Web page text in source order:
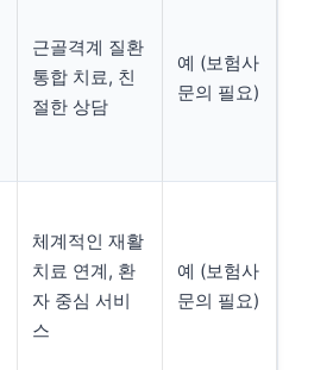
근골격계 질환
통합 치료, 친
절한 상담
예 (보험사
문의 필요)
체계적인 재활
치료 연계, 환
자 중심 서비
스
예 (보험사
문의 필요)